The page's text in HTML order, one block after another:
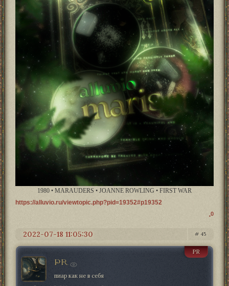
1980 • MARAUDERS • JOANNE ROWLING • FIRST WAR
https://alluvio.ru/viewtopic.php?pid=19352#p19352
0
45
2022-07-18 11:05:30
PR
PR
пиар как не в себя